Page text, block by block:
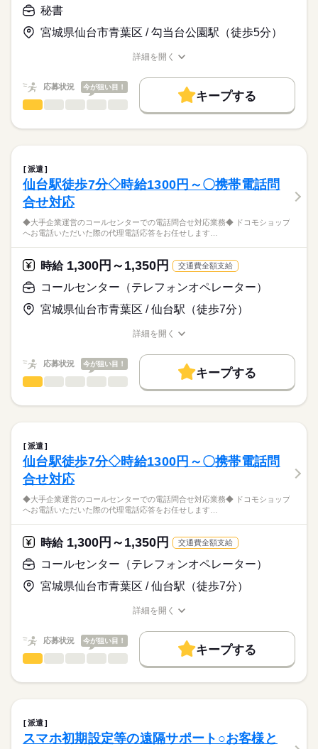
お仕事の特徴
募集条件
勤務先公開
交通費 1ヵ月以内にスタート
働き方・環境
大手企業
週払い 禁煙・分煙 バイク自転車
車OK
英語不要
活かせるスキル
Word
Excel PowerPoint
続きを読む
来社不要！自宅にいながらカンタン派遣登録
（所要時間は15～30分程度）
給与 時給
◆時給×7.5h×21日＝204,750円＋残業代
期間・時間 長期
8：30～17：00
（休憩60分、実働7.5時間）
残業：月10~20時間程度
休日・休暇
週休2日制（土日祝）
秘書
宮城県仙台市青葉区 / 勾当台公園駅（徒歩5分）
多い年齢層 低い
男女の割合 男性 女性
仕事の仕方 ひとりで みんなで
業界 流通・小売関連
◆勾当台公園駅近くの勤務地
◆綺麗なオフィスです♪
◆しっかりした研修体制が整っています♪
★★女性活躍中★★
働く人の待遇向上
高収入
基本特徴
20代活躍
30代活躍 40代活躍
募集条件
勤務先公開
交通費 1ヵ月以内にスタート
就業時間・曜日
残20未満
土日祝休
働き方・環境
大手企業
週払い 禁煙・分煙
駅5分以内
バイク自転車
派遣活躍中 英語不要
活かせるスキル
PowerPoint
主に支店長クラスの秘書を担当していただきます。
過去に秘書経験があればOK！
・資料作成（主にExcel、PowerPoint）
・電話対応、来客対応
・リスト作成（Excel）
社会保険、厚生年金、有給休暇、健康診断など
続きを読む
応募資格
【対象となる方】
◆秘書経験（必須）
◆Word・Excel・PowerPoin操作可能な方
◆長期でお仕事可能な方
（所要時間は15～30分程度）
続きを読む
★交通費実費支給（ただし社内規定有）
◇週払制度（社内規定あり）もあります！
長期
9：00～17：30
（休憩60分、実働7.5時間）
残業：月10~20時間程度
休日・休暇 土曜 日曜 祝日
週休2日制（土日祝）
>詳しい募集要項をすべて見る
応募する
詳細を開く
応募状況 今が狙い目！
キープする
派遣
仙台駅徒歩7分◇時給1300円～〇携帯電話問
合せ対応
◆大手企業運営のコールセンターでの電話問合せ対応業務◆ ドコモショップ
へお電話いただいた際の代理電話応答をお任せします…
時給1,300円～1,350円 交通費全額支給
コールセンター（テレフォンオペレーター）
宮城県仙台市青葉区 / 仙台駅（徒歩7分）
多い年齢層 低い
男女の割合 男性 女性
仕事の仕方 ひとりで みんなで
業界 IT・通信関連
大手企業で安心して働ける環境です♪
◆仙台駅から徒歩圏内
◆服装はオフィスカジュアル
◆綺麗なオフィスです♪
20代活躍
残20未満
平日休み シフト勤務
コールセンター（テレフォンオペレーター）
ドコモショップへお電話いただいた際の
代理電話応答をお任せします♪
・スマホやタブレット、インターネット光回線の
・来店予約受付および店舗への経路案内。
・スマホ教室の受講予約。
・専用端末（ALADIN）操作・入力♪
※派遣先での研修制度が整っている環境です♪
（女性が多い職場ですが、男性も大歓迎♪）
続きを読む
応募資格
◇長期勤務できる方
◇PC操作可能な方
◇ドコモ経験ある方
◇携帯電話販売経験ある方
（所要時間は15～30分程度）
続きを読む
月収例：218,400円～ +残業代
（時給×8時間×21日） +残業代
社会保険、厚生年金、有給休暇、健康診断など
9：45～18：45（各休憩60分）
>詳しい募集要項をすべて見る
応募する
詳細を開く
応募状況 今が狙い目！
キープする
派遣
仙台駅徒歩7分◇時給1300円～〇携帯電話問
合せ対応
◆大手企業運営のコールセンターでの電話問合せ対応業務◆ ドコモショップ
へお電話いただいた際の代理電話応答をお任せします…
時給1,300円～1,350円 交通費全額支給
コールセンター（テレフォンオペレーター）
宮城県仙台市青葉区 / 仙台駅（徒歩7分）
多い年齢層 低い
男女の割合 男性 女性
仕事の仕方 ひとりで みんなで
コールセンター（テレフォンオペレーター）
ドコモショップへお電話いただいた際の
代理電話応答をお任せします♪
続きを読む
詳細を開く
応募状況 今が狙い目！
キープする
派遣
スマホ初期設定等の遠隔サポート○お客様と